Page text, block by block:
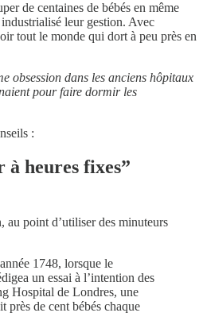
de centaines de bébés en même
leur gestion. Avec
tout le monde qui dort à peu près en
obsession dans les anciens hôpitaux
pour faire dormir les
:
heures fixes”
au point d’utiliser des minuteurs
1748, lorsque le
un essai à l’intention des
Hospital de Londres, une
près de cent bébés chaque